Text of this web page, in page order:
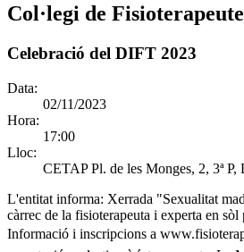
Col·legi de
Celebració del DIFT 2023
Data:
02/11/2023
Hora:
17:00
Lloc:
CETAP Pl. de les Monges, 2, 3ª P,
L'entitat informa: Xerrada "Sexualitat
càrrec de la fisioterapeuta i experta en
Informació i inscripcions a